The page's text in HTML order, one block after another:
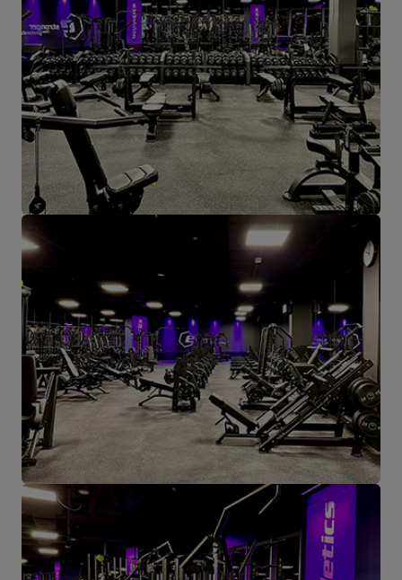
mit unseren Kunden gesteuert. Von hier aus werden auch unsere
Produkte für einzelne Empfänger und Partnergeschäfte geschickt.
Das Herz unseres Unternehmens liegt in Starachowice und das ist
die Ortschaft, wo alles anfängt.